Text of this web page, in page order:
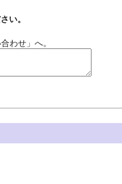
い。
わせ」へ。